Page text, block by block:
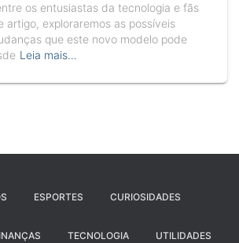
os entusiastas da tecnologia e fãs
artigo, exploraremos as possíveis
que este novo modelo pode
Leia mais…
ESPORTES CURIOSIDADES
TECNOLOGIA UTILIDADES